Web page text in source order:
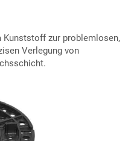
Kunststoff zur problemlosen,
Verlegung von